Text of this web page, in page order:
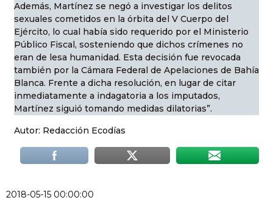
Además, Martínez se negó a investigar los delitos
sexuales cometidos en la órbita del V Cuerpo del
Ejército, lo cual había sido requerido por el Ministerio
Público Fiscal, sosteniendo que dichos crímenes no
eran de lesa humanidad. Esta decisión fue revocada
también por la Cámara Federal de Apelaciones de Bahía
Blanca. Frente a dicha resolución, en lugar de citar
inmediatamente a indagatoria a los imputados,
Martínez siguió tomando medidas dilatorias”.
Autor: Redacción Ecodías
2018-05-15 00:00:00